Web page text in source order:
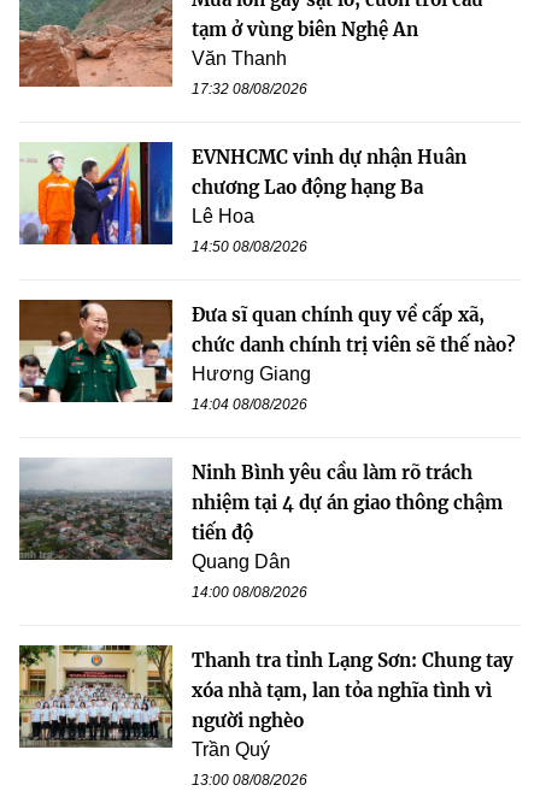
tạm ở vùng biên Nghệ An
Văn Thanh
17:32 08/08/2026
EVNHCMC vinh dự nhận Huân
chương Lao động hạng Ba
Lê Hoa
14:50 08/08/2026
Đưa sĩ quan chính quy về cấp xã,
chức danh chính trị viên sẽ thế nào?
Hương Giang
14:04 08/08/2026
Ninh Bình yêu cầu làm rõ trách
nhiệm tại 4 dự án giao thông chậm
tiến độ
Quang Dân
14:00 08/08/2026
Thanh tra tỉnh Lạng Sơn: Chung tay
xóa nhà tạm, lan tỏa nghĩa tình vì
người nghèo
Trần Quý
13:00 08/08/2026